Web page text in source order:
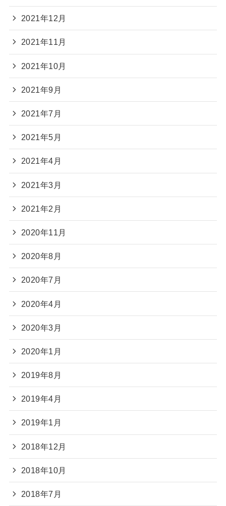
2021年12月
2021年11月
2021年10月
2021年9月
2021年7月
2021年5月
2021年4月
2021年3月
2021年2月
2020年11月
2020年8月
2020年7月
2020年4月
2020年3月
2020年1月
2019年8月
2019年4月
2019年1月
2018年12月
2018年10月
2018年7月